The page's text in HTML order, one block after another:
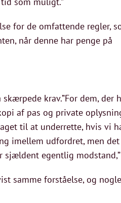
for de omfattende regler,
når denne har penge på
krav.”For dem, der
af pas og private
til at underrette, hvis vi
imellem udfordret, men
sjældent egentlig
samme forståelse, og